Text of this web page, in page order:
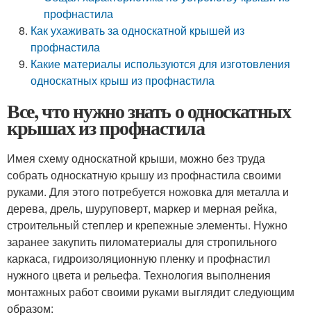
профнастила
Как ухаживать за односкатной крышей из
профнастила
Какие материалы используются для изготовления
односкатных крыш из профнастила
Все, что нужно знать о односкатных
крышах из профнастила
Имея схему односкатной крыши, можно без труда
собрать односкатную крышу из профнастила своими
руками. Для этого потребуется ножовка для металла и
дерева, дрель, шуруповерт, маркер и мерная рейка,
строительный степлер и крепежные элементы. Нужно
заранее закупить пиломатериалы для стропильного
каркаса, гидроизоляционную пленку и профнастил
нужного цвета и рельефа. Технология выполнения
монтажных работ своими руками выглядит следующим
образом: